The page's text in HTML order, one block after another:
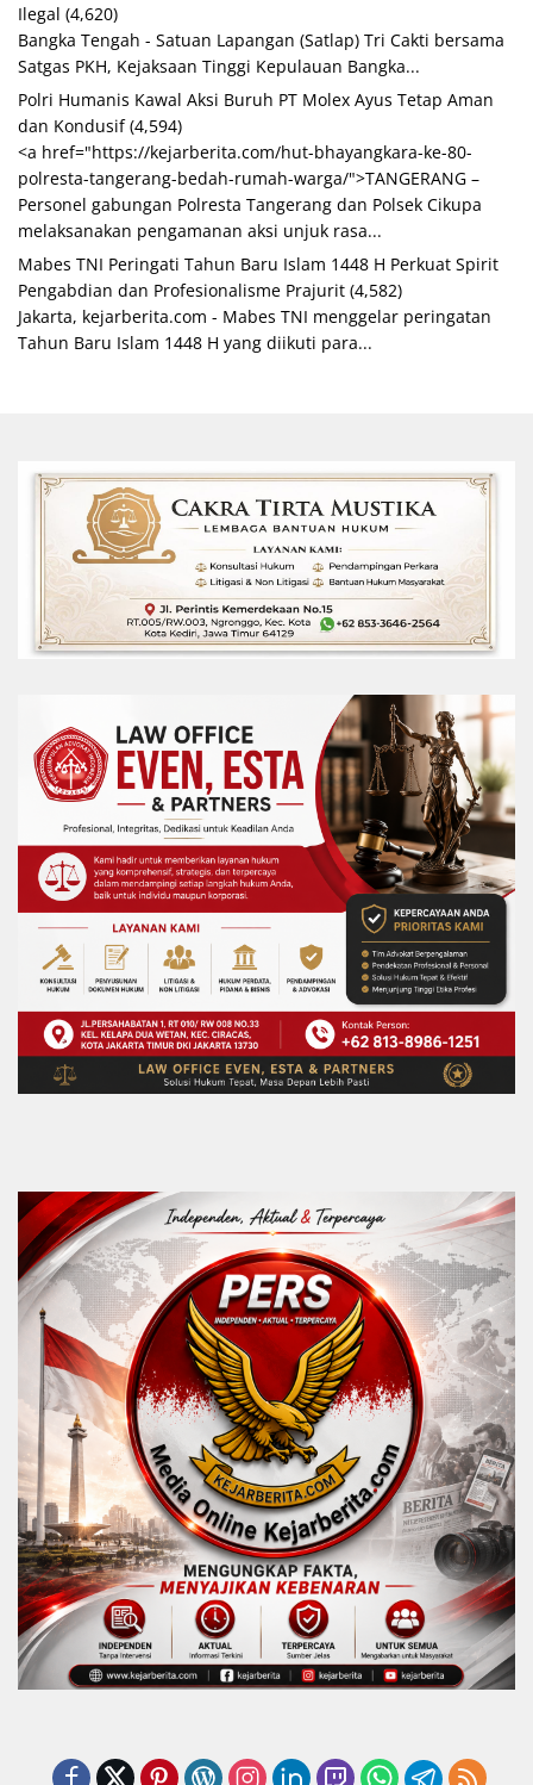
Ilegal (4,620)
Bangka Tengah - Satuan Lapangan (Satlap) Tri Cakti bersama
Satgas PKH, Kejaksaan Tinggi Kepulauan Bangka...
Polri Humanis Kawal Aksi Buruh PT Molex Ayus Tetap Aman
dan Kondusif (4,594)
<a href="https://kejarberita.com/hut-bhayangkara-ke-80-
polresta-tangerang-bedah-rumah-warga/">TANGERANG –
Personel gabungan Polresta Tangerang dan Polsek Cikupa
melaksanakan pengamanan aksi unjuk rasa...
Mabes TNI Peringati Tahun Baru Islam 1448 H Perkuat Spirit
Pengabdian dan Profesionalisme Prajurit (4,582)
Jakarta, kejarberita.com - Mabes TNI menggelar peringatan
Tahun Baru Islam 1448 H yang diikuti para...